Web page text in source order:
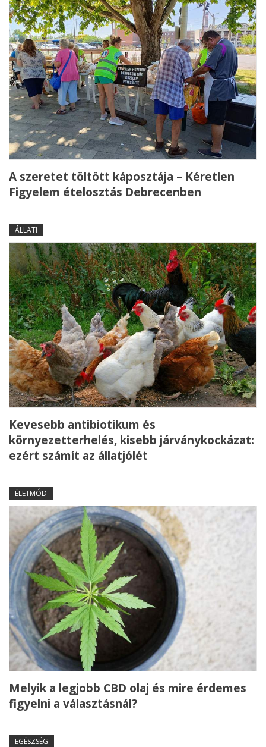
A szeretet töltött káposztája – Kéretlen
Figyelem ételosztás Debrecenben
ÁLLATI
Kevesebb antibiotikum és
környezetterhelés, kisebb járványkockázat:
ezért számít az állatjólét
ÉLETMÓD
Melyik a legjobb CBD olaj és mire érdemes
figyelni a választásnál?
EGÉSZSÉG